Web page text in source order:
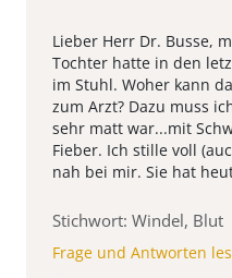
Lieber Herr Dr. Busse,
Tochter hatte in den
im Stuhl. Woher kann
zum Arzt? Dazu muss
sehr matt war...mit
Fieber. Ich stille voll
nah bei mir. Sie hat
Stichwort: Windel, Blut
Frage und Antworten